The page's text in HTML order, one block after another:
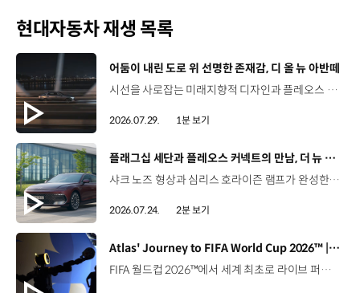
현대자동차 재생 목록
[동영상]
어둠이 내린 도로 위 선명한 존재감, 디 올 뉴 아반떼
시선을 사로잡는 미래지향적 디자인과 플레오스 커넥트로 완성한 디지털 경험까지.세단의 새로운 기준을 제시하는 디 올 뉴 아반떼를 만나보세요. *본 영상은 AI를 활용해 제작했습니다. #현대자동차 #디올뉴아반떼 #아반떼 #플레오스커넥트 #글레오AI 유튜브 쇼츠 보기
2026.07.29. 1분 보기
[동영상]
플래그십 세단과 플레오스 커넥트의 만남, 더 뉴 그랜저
샤크 노즈 형상과 심리스 호라이즌 램프가 완성한 세련된 외관플레오스 커넥트와 Gleo AI가 만드는 스마트한 운전 경험까지. 새롭게 진화한 더 뉴 그랜저를 영상으로 만나보세요. #현대자동차 #더뉴그랜저 #플레오스커넥트 #그랜저 #플래그십세단 #TheNewGrandeur #PleosConnect
2026.07.24. 2분 보기
[동영상]
Atlas' Journey to FIFA World Cup 2026™ | 보스턴 다이나믹스
FIFA 월드컵 2026™에서 세계 최초로 라이브 퍼포먼스를 선보인 아틀라스.그 현장을 완성한 시니어 프로그램 매니저 세스 데이비스(Seth Davis)가 전하는 퍼포먼스의 비하인드 스토리를 만나보세요. 인터뷰 전문 보기 ▶ 자세히 보기 ▶ #현대자동차 #보스턴다이나믹스 #아틀라스 #로보틱스 #BostonDynamics #Atlas #Robotics #NextStartsNow